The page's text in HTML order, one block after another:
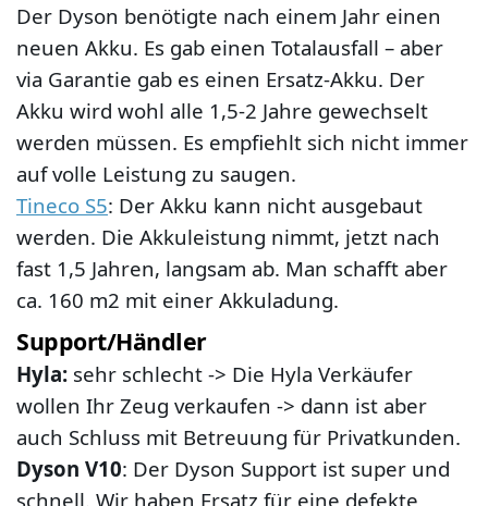
Der Dyson benötigte nach einem Jahr einen
neuen Akku. Es gab einen Totalausfall – aber
via Garantie gab es einen Ersatz-Akku. Der
Akku wird wohl alle 1,5-2 Jahre gewechselt
werden müssen. Es empfiehlt sich nicht immer
auf volle Leistung zu saugen.
Tineco S5: Der Akku kann nicht ausgebaut
werden. Die Akkuleistung nimmt, jetzt nach
fast 1,5 Jahren, langsam ab. Man schafft aber
ca. 160 m2 mit einer Akkuladung.
Support/Händler
Hyla: sehr schlecht -> Die Hyla Verkäufer
wollen Ihr Zeug verkaufen -> dann ist aber
auch Schluss mit Betreuung für Privatkunden.
Dyson V10: Der Dyson Support ist super und
schnell. Wir haben Ersatz für eine defekte